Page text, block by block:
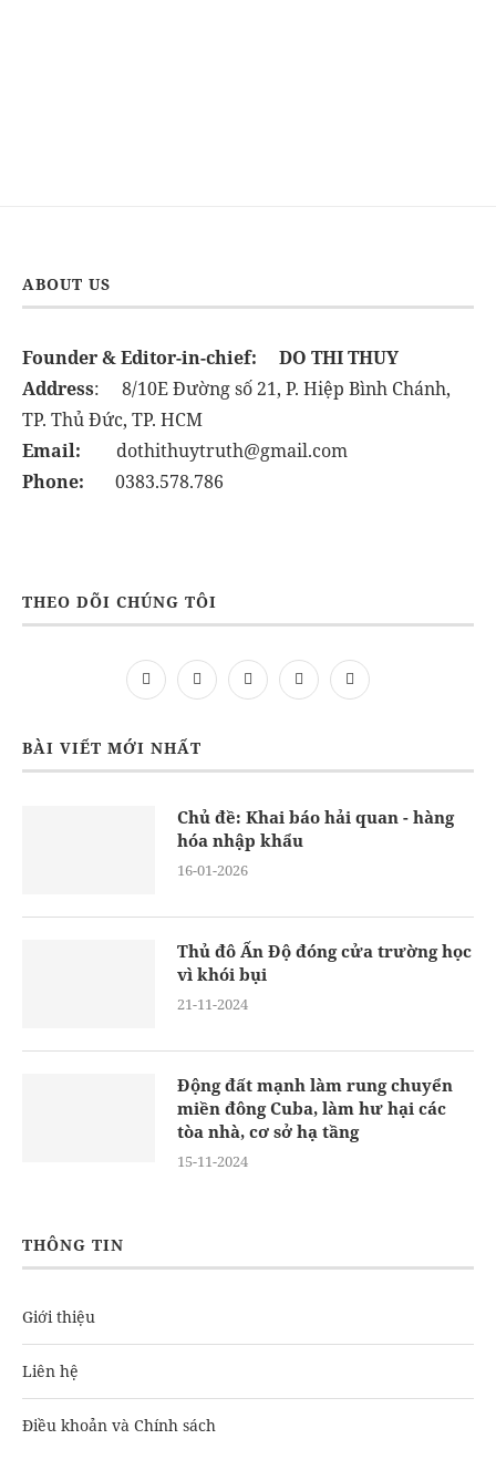
ABOUT US
Founder & Editor-in-chief:
DO THI THUY
Address: 8/10E Đường số 21, P. Hiệp Bình Chánh,
TP. Thủ Đức, TP. HCM
Email: dothithuytruth@gmail.com
Phone: 0383.578.786
THEO DÕI CHÚNG TÔI
BÀI VIẾT MỚI NHẤT
Chủ đề: Khai báo hải quan - hàng
hóa nhập khẩu
16-01-2026
Thủ đô Ấn Độ đóng cửa trường học
vì khói bụi
21-11-2024
Động đất mạnh làm rung chuyển
miền đông Cuba, làm hư hại các
tòa nhà, cơ sở hạ tầng
15-11-2024
THÔNG TIN
Giới thiệu
Liên hệ
Điều khoản và Chính sách